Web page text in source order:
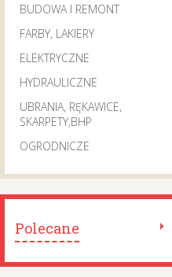
BUDOWA I REMONT
FARBY, LAKIERY
ELEKTRYCZNE
HYDRAULICZNE
UBRANIA, RĘKAWICE,
SKARPETY,BHP
OGRODNICZE
Polecane